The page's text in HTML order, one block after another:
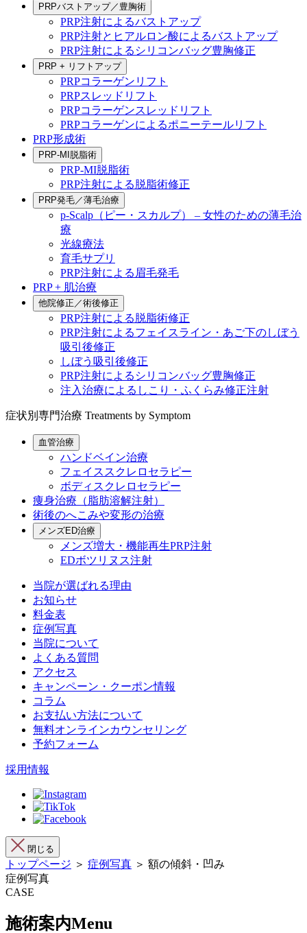
PRPバストアップ／豊胸術
PRP注射によるバストアップ
PRP注射とヒアルロン酸によるバストアップ
PRP注射によるシリコンバッグ豊胸修正
PRP + リフトアップ
PRPコラーゲンリフト
PRPスレッドリフト
PRPコラーゲンスレッドリフト
PRPコラーゲンによるポニーテールリフト
PRP形成術
PRP-MI脱脂術
PRP-MI脱脂術
PRP注射による脱脂術修正
PRP発毛／薄毛治療
p-Scalp（ピー・スカルプ） – 女性のための薄毛治
療
光線療法
育毛サプリ
PRP注射による眉毛発毛
PRP + 肌治療
他院修正／術後修正
PRP注射による脱脂術修正
PRP注射によるフェイスライン・あご下のしぼう
吸引後修正
しぼう吸引後修正
PRP注射によるシリコンバッグ豊胸修正
注入治療によるしこり・ふくらみ修正注射
症状別専門治療 Treatments by Symptom
血管治療
ハンドベイン治療
フェイススクレロセラピー
ボディスクレロセラピー
痩身治療（脂肪溶解注射）
術後のへこみや変形の治療
メンズED治療
メンズ増大・機能再生PRP注射
EDボツリヌス注射
当院が選ばれる理由
お知らせ
料金表
症例写真
当院について
よくある質問
アクセス
キャンペーン・クーポン情報
コラム
お支払い方法について
無料オンラインカウンセリング
予約フォーム
採用情報
閉じる
トップページ ＞ 症例写真 ＞ 額の傾斜・凹み
症例写真
CASE
施術案内Menu